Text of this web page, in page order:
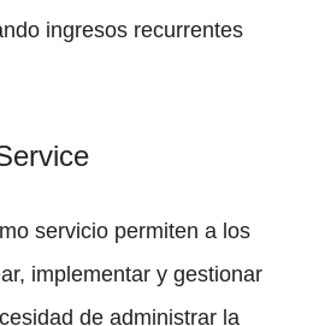
ingresos recurrentes
servicio permiten a los
implementar y gestionar
de administrar la